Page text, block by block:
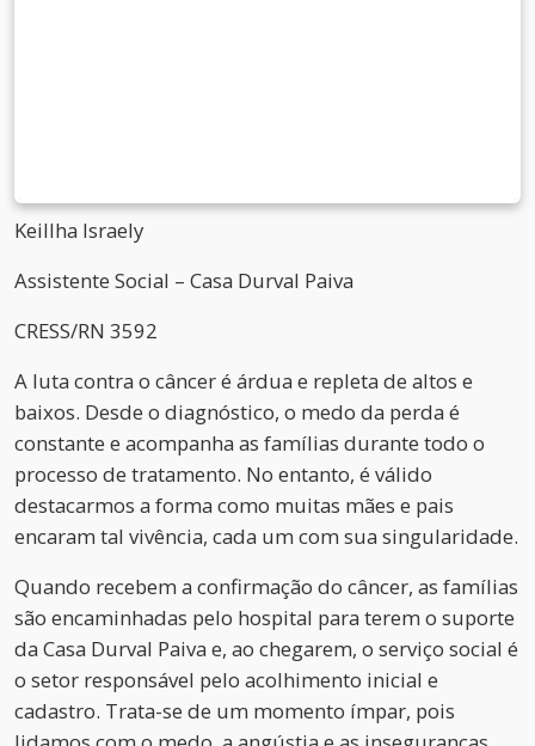
Keillha Israely
Assistente Social – Casa Durval Paiva
CRESS/RN 3592
A luta contra o câncer é árdua e repleta de altos e
baixos. Desde o diagnóstico, o medo da perda é
constante e acompanha as famílias durante todo o
processo de tratamento. No entanto, é válido
destacarmos a forma como muitas mães e pais
encaram tal vivência, cada um com sua singularidade.
Quando recebem a confirmação do câncer, as famílias
são encaminhadas pelo hospital para terem o suporte
da Casa Durval Paiva e, ao chegarem, o serviço social é
o setor responsável pelo acolhimento inicial e
cadastro. Trata-se de um momento ímpar, pois